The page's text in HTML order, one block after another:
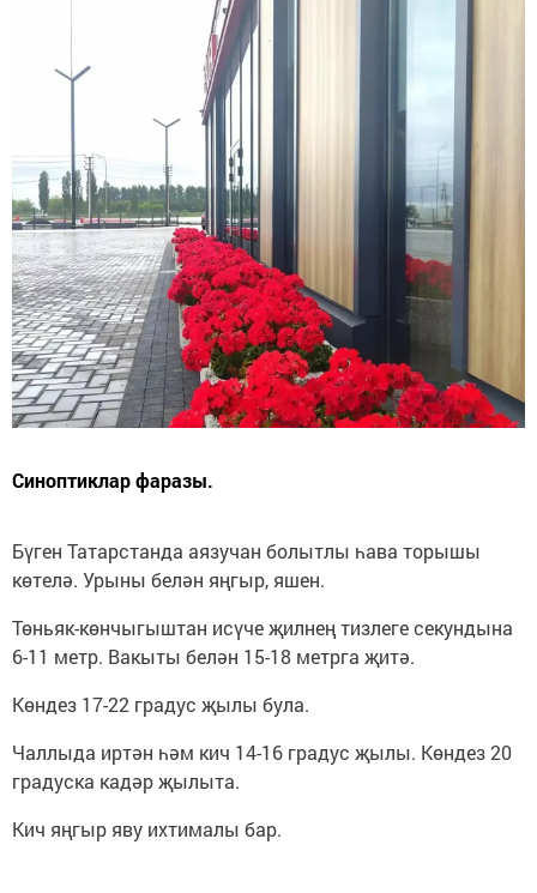
Синоптиклар фаразы.
Бүген Татарстанда аязучан болытлы һава торышы
көтелә. Урыны белән яңгыр, яшен.
Төньяк-көнчыгыштан исүче җилнең тизлеге секундына
6-11 метр. Вакыты белән 15-18 метрга җитә.
Көндез 17-22 градус җылы була.
Чаллыда иртән һәм кич 14-16 градус җылы. Көндез 20
градуска кадәр җылыта.
Кич яңгыр яву ихтималы бар.